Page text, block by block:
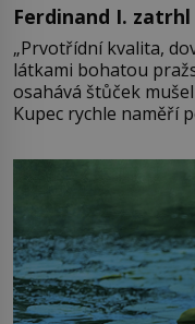
Ferdinand I.
„Prvotřídní kvalita,
látkami bohatou
osahává štůček
Kupec rychle naměří
milostpaní. Stačí
množství růžového